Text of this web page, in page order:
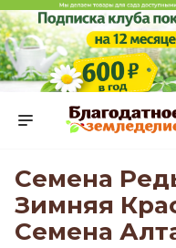
Семена
Зимняя
Семена